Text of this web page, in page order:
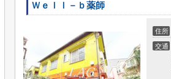
Ｗｅｌｌ－ｂ薬師
住所
交通